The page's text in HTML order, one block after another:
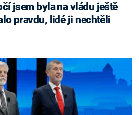
jsem byla na vládu ještě
pravdu, lidé ji nechtěli